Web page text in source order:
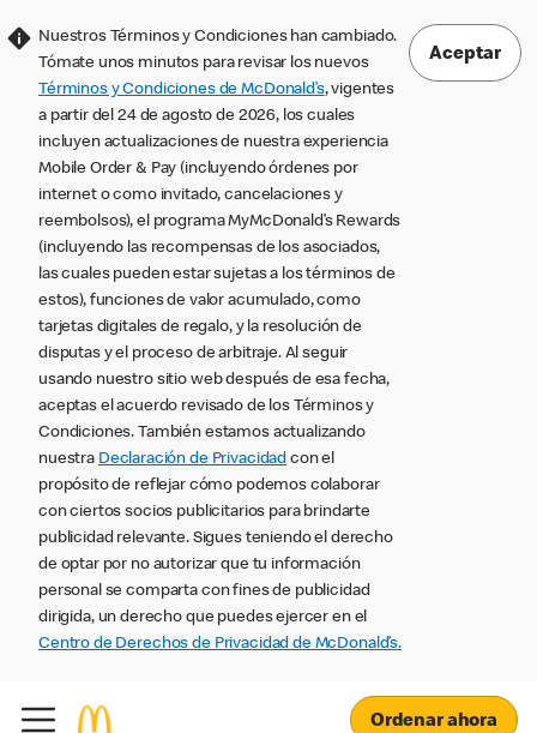
Nuestros Términos y Condiciones han cambiado.
Tómate unos minutos para revisar los nuevos
Términos y Condiciones de McDonald’s, vigentes
a partir del 24 de agosto de 2026, los cuales
incluyen actualizaciones de nuestra experiencia
Mobile Order & Pay (incluyendo órdenes por
internet o como invitado, cancelaciones y
reembolsos), el programa MyMcDonald’s Rewards
(incluyendo las recompensas de los asociados,
las cuales pueden estar sujetas a los términos de
estos), funciones de valor acumulado, como
tarjetas digitales de regalo, y la resolución de
disputas y el proceso de arbitraje. Al seguir
usando nuestro sitio web después de esa fecha,
aceptas el acuerdo revisado de los Términos y
Condiciones. También estamos actualizando
nuestra Declaración de Privacidad con el
propósito de reflejar cómo podemos colaborar
con ciertos socios publicitarios para brindarte
publicidad relevante. Sigues teniendo el derecho
de optar por no autorizar que tu información
personal se comparta con fines de publicidad
dirigida, un derecho que puedes ejercer en el
Centro de Derechos de Privacidad de McDonald’s.
Aceptar
Ordenar ahora